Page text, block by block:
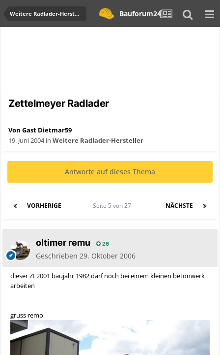
Weitere Radlader-Hersteller Bauforum24
Zettelmeyer Radlader
Von Gast Dietmar59
19. Juni 2004in Weitere Radlader-Hersteller
Antworte auf dieses Thema
VORHERIGE NÄCHSTE
Seite 5 von 27
oltimer remu 26
Geschrieben 29. Oktober 2006
dieser ZL2001 baujahr 1982 darf noch bei einem kleinen betonwerk
arbeiten
gruss remo